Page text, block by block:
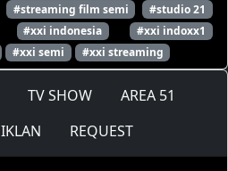
#streaming film semi
#studio 21
#xxi indonesia
#xxi indoxx1
#xxi semi #xxi streaming
TV SHOW
AREA 51
IKLAN REQUEST